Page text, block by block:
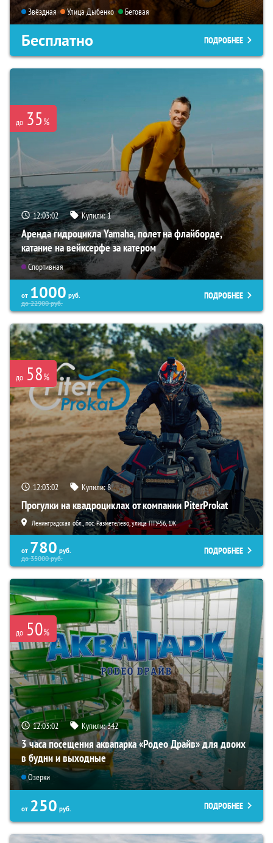
Звёздная Улица Дыбенко Беговая
Бесплатно ПОДРОБНЕЕ
до 35%
12:03:01 Купили:1
Аренда гидроцикла Yamaha, полет на флайборде,
катание на вейксерфе за катером
Спортивная
от 1000 руб.
до22900руб.
ПОДРОБНЕЕ
до 58%
12:03:01 Купили:8
Прогулки на квадроциклах от компании PiterProkat
Ленинградская обл., пос. Разметелево, улица ПТУ-56, 1Ж
от 780 руб.
до35000руб.
ПОДРОБНЕЕ
до 50%
12:03:01 Купили:342
3 часа посещения аквапарка «Родео Драйв» для двоих
в будни и выходные
Озерки
от 250 руб. ПОДРОБНЕЕ